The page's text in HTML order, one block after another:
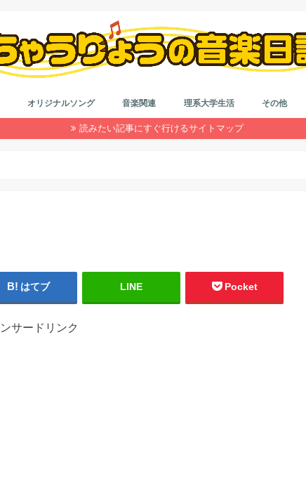
オリジナルソング 音楽関連
作詞＆作曲
音楽系なんやかんや
カラオケ
はもり
理系大学生活
理系大学院生活
大学生活
インドネシア留学
就活
浪人生活
その他
読みたい記事にすぐ行けるサイトマップ
はてブ LINE Pocket
サードリンク